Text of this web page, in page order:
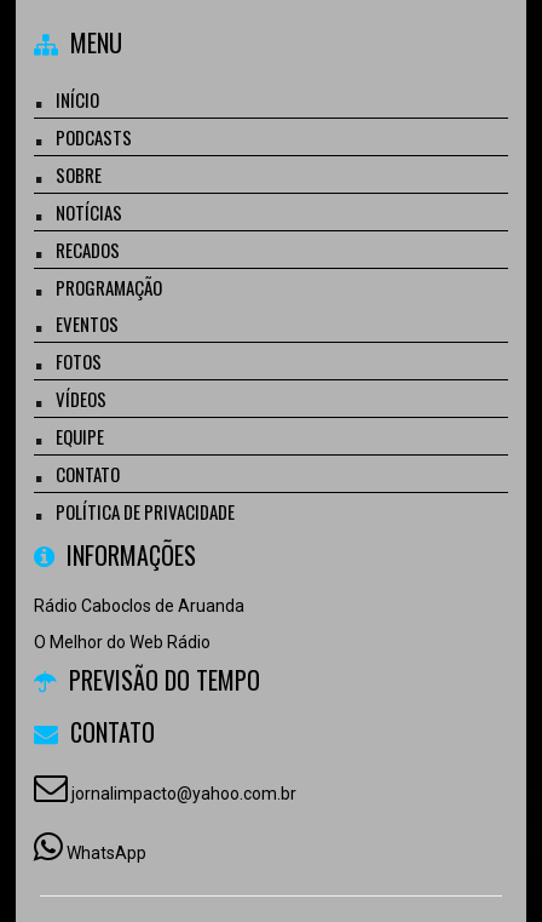
MENU
INÍCIO
PODCASTS
SOBRE
NOTÍCIAS
RECADOS
PROGRAMAÇÃO
EVENTOS
FOTOS
VÍDEOS
EQUIPE
CONTATO
POLÍTICA DE PRIVACIDADE
INFORMAÇÕES
Rádio Caboclos de Aruanda
O Melhor do Web Rádio
PREVISÃO DO TEMPO
CONTATO
jornalimpacto@yahoo.com.br
WhatsApp